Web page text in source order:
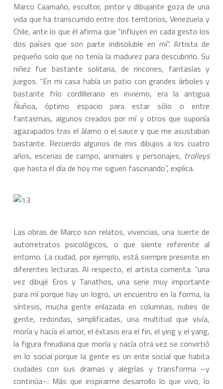
Marco Caamaño, escultor, pintor y dibujante goza de una
vida que ha transcurrido entre dos territorios, Venezuela y
Chile, ante lo que él afirma que “influyen en cada gesto los
dos países que son parte indisoluble en mí”. Artista de
pequeño solo que no tenía la madurez para descubrirlo. Su
niñez fue bastante solitaria, de rincones, fantasías y
juegos. “En mi casa había un patio con grandes árboles y
bastante frío cordillerano en invierno, era la antigua
Ñuñoa, óptimo espacio para estar sólo o entre
fantasmas, algunos creados por mí y otros que suponía
agazapados tras el álamo o el sauce y que me asustaban
bastante. Recuerdo algunos de mis dibujos a los cuatro
años, escenas de campo, animales y personajes, trolleys
que hasta el día de hoy me siguen fascinando”, explica.
Las obras de Marco son relatos, vivencias, una suerte de
autorretratos psicológicos, o que siente referente al
entorno. La ciudad, por ejemplo, está siempre presente en
diferentes lecturas. Al respecto, el artista comenta: “una
vez dibujé Eros y Tanathos, una serie muy importante
para mí porque hay un logro, un encuentro en la forma, la
síntesis, mucha gente enlazada en columnas, nubes de
gente, redondas, simplificadas, una multitud que vivía,
moría y hacía el amor, el éxtasis era el fin, el ying y el yang,
la figura freudiana que moría y nacía otra vez se convirtió
en lo social porque la gente es un ente social que habita
ciudades con sus dramas y alegrías y transforma –y
continúa–. Más que inspirarme desarrollo lo que vivo, lo